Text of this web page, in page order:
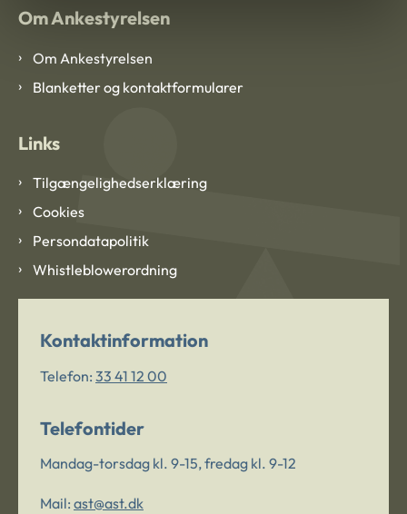
Om Ankestyrelsen
Om Ankestyrelsen
Blanketter og kontaktformularer
Links
Tilgængelighedserklæring
Cookies
Persondatapolitik
Whistleblowerordning
Kontaktinformation
Telefon: 33 41 12 00
Telefontider
Mandag-torsdag kl. 9-15, fredag kl. 9-12
Mail: ast@ast.dk